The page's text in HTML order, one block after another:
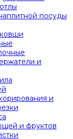
посуды
и
и
и фруктов